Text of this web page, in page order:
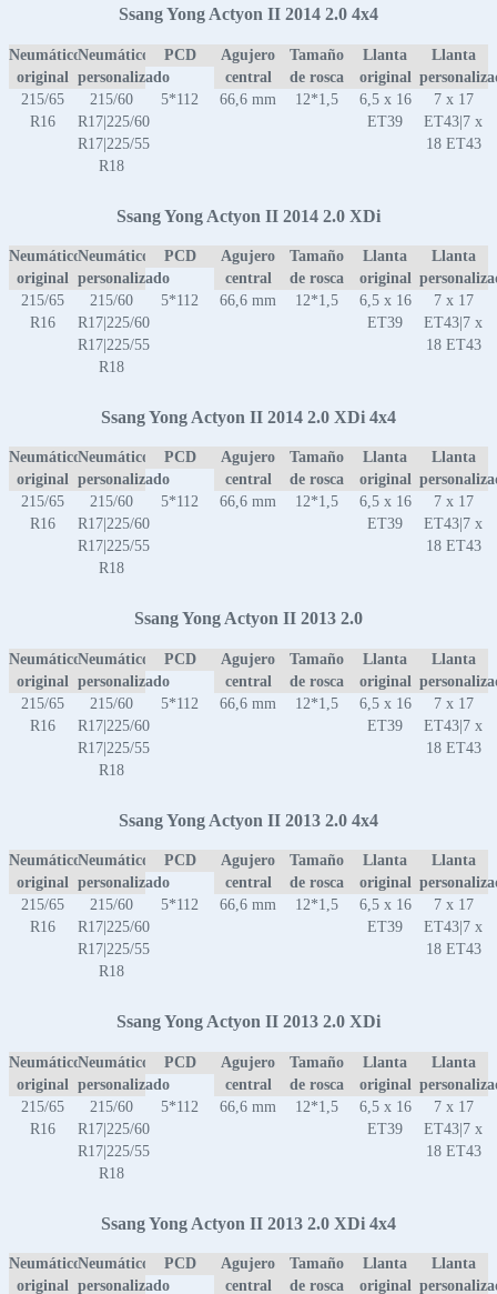
Ssang Yong Actyon II 2014 2.0 4x4
Neumático
original
Neumático
personalizado
PCD
Agujero
central
Tamaño
de rosca
Llanta
original
Llanta
215/65
R16
215/60
R17|225/60
R17|225/55
R18
5*112 66,6 mm 12*1,5
6,5 x 16
ET39
7 x 17
ET43|7 x
18 ET43
Ssang Yong Actyon II 2014 2.0 XDi
Neumático
original
Neumático
personalizado
PCD
Agujero
central
Tamaño
de rosca
Llanta
original
Llanta
215/65
R16
215/60
R17|225/60
R17|225/55
R18
5*112 66,6 mm 12*1,5
6,5 x 16
ET39
7 x 17
ET43|7 x
18 ET43
Ssang Yong Actyon II 2014 2.0 XDi 4x4
Neumático
original
Neumático
personalizado
PCD
Agujero
central
Tamaño
de rosca
Llanta
original
Llanta
215/65
R16
215/60
R17|225/60
R17|225/55
R18
5*112 66,6 mm 12*1,5
6,5 x 16
ET39
7 x 17
ET43|7 x
18 ET43
Ssang Yong Actyon II 2013 2.0
Neumático
original
Neumático
personalizado
PCD
Agujero
central
Tamaño
de rosca
Llanta
original
Llanta
215/65
R16
215/60
R17|225/60
R17|225/55
R18
5*112 66,6 mm 12*1,5
6,5 x 16
ET39
7 x 17
ET43|7 x
18 ET43
Ssang Yong Actyon II 2013 2.0 4x4
Neumático
original
Neumático
personalizado
PCD
Agujero
central
Tamaño
de rosca
Llanta
original
Llanta
215/65
R16
215/60
R17|225/60
R17|225/55
R18
5*112 66,6 mm 12*1,5
6,5 x 16
ET39
7 x 17
ET43|7 x
18 ET43
Ssang Yong Actyon II 2013 2.0 XDi
Neumático
original
Neumático
personalizado
PCD
Agujero
central
Tamaño
de rosca
Llanta
original
Llanta
215/65
R16
215/60
R17|225/60
R17|225/55
R18
5*112 66,6 mm 12*1,5
6,5 x 16
ET39
7 x 17
ET43|7 x
18 ET43
Ssang Yong Actyon II 2013 2.0 XDi 4x4
Neumático
original
Neumático
personalizado
PCD
Agujero
central
Tamaño
de rosca
Llanta
original
Llanta